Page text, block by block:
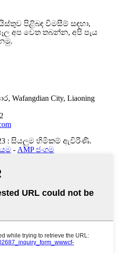
පිළිබඳ විමසීම් සඳහා,
අප වෙත තබන්න, අපි පැය
Wafangdian City, Liaoning
: සියලුම හිමිකම් ඇවිරිණි.
- AMP ජංගම